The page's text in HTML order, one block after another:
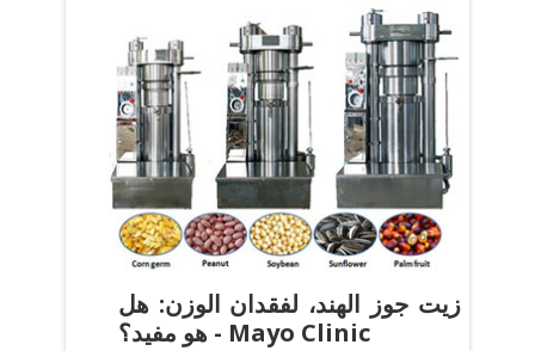
زيت جوز الهند، لفقدان الوزن: هل
هو مفيد؟ - Mayo Clinic